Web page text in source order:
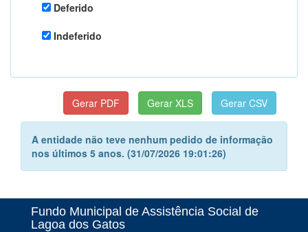
Deferido
Indeferido
A entidade não teve nenhum pedido de informação
nos últimos 5 anos. (31/07/2026 19:01:26)
Fundo Municipal de Assistência Social de
Lagoa dos Gatos